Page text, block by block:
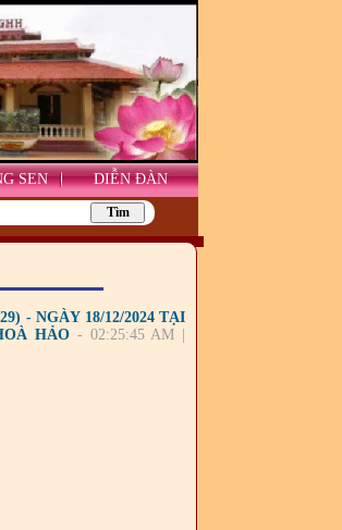
SEN
DIỄN ĐÀN
- NGÀY 18/12/2024 TẠI
HẢO - 02:25:45 AM |